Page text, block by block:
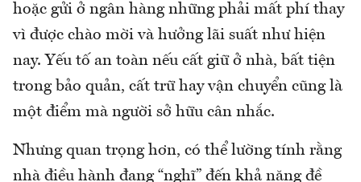
hoặc gửi ở ngân hàng những phải mất phí thay
vì được chào mời và hưởng lãi suất như hiện
nay. Yếu tố an toàn nếu cất giữ ở nhà, bất tiện
trong bảo quản, cất trữ hay vận chuyển cũng là
một điểm mà người sở hữu cân nhắc.
Nhưng quan trọng hơn, có thể lường tính rằng
nhà điều hành đang “nghĩ” đến khả năng đề